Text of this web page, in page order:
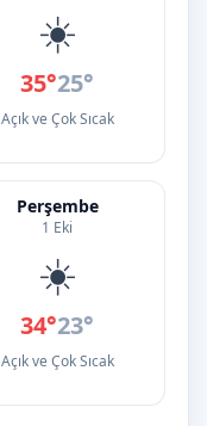
☀️
35°25°
Açık ve Çok Sıcak
Perşembe
1 Eki
☀️
34°23°
Açık ve Çok Sıcak